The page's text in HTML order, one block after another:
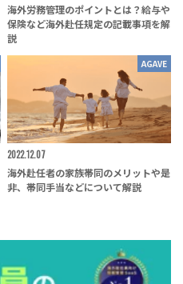
海外労務管理のポイントとは？給与や
保険など海外赴任規定の記載事項を解
説
AGAVE
2022.12.07
海外赴任者の家族帯同のメリットや是
非、帯同手当などについて解説